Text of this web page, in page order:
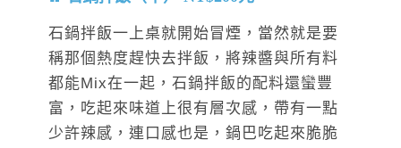
石鍋拌飯一上桌就開始冒煙，當然就是要
稱那個熱度趕快去拌飯，將辣醬與所有料
都能Mix在一起，石鍋拌飯的配料還蠻豐
富，吃起來味道上很有層次感，帶有一點
少許辣感，連口感也是，鍋巴吃起來脆脆